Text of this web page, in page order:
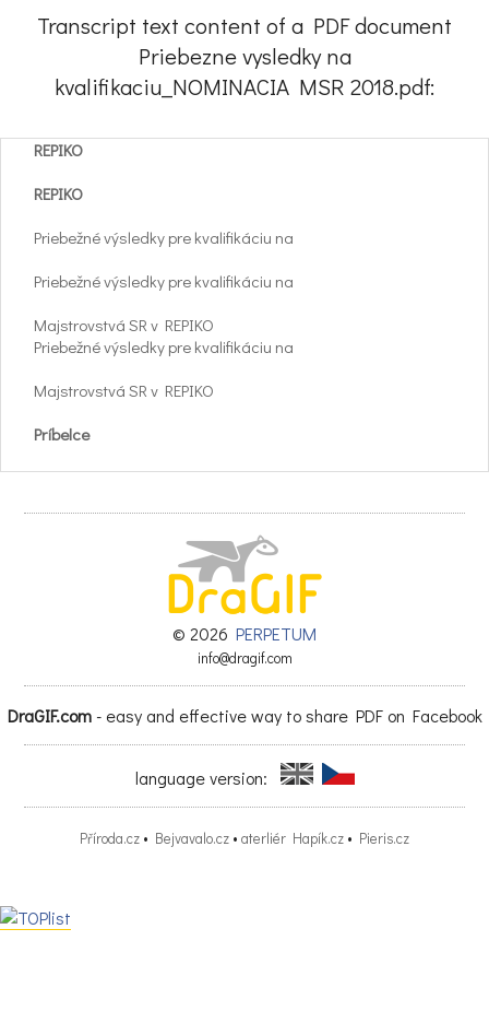
Transcript text content of a PDF document
Priebezne vysledky na
kvalifikaciu_NOMINACIA MSR 2018.pdf:
REPIKO
REPIKO
Priebežné výsledky pre kvalifikáciu na
Priebežné výsledky pre kvalifikáciu na
Majstrovstvá SR v REPIKO
Priebežné výsledky pre kvalifikáciu na
Majstrovstvá SR v REPIKO
Príbelce
Vištuk
VTSÚ
Vištuk
© 2026 PERPETUM
info@dragif.com
DraGIF.com- easy and effective way to share PDF on Facebook
language version:
Příroda.cz • Bejvavalo.cz • aterliér Hapík.cz • Pieris.cz